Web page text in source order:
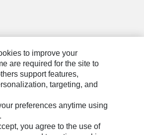
to improve your
are required for the site to
support features,
targeting, and
preferences anytime using
you agree to the use of